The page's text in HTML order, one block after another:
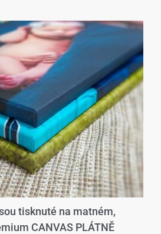
tisknuté na matném,
CANVAS PLÁTNĚ